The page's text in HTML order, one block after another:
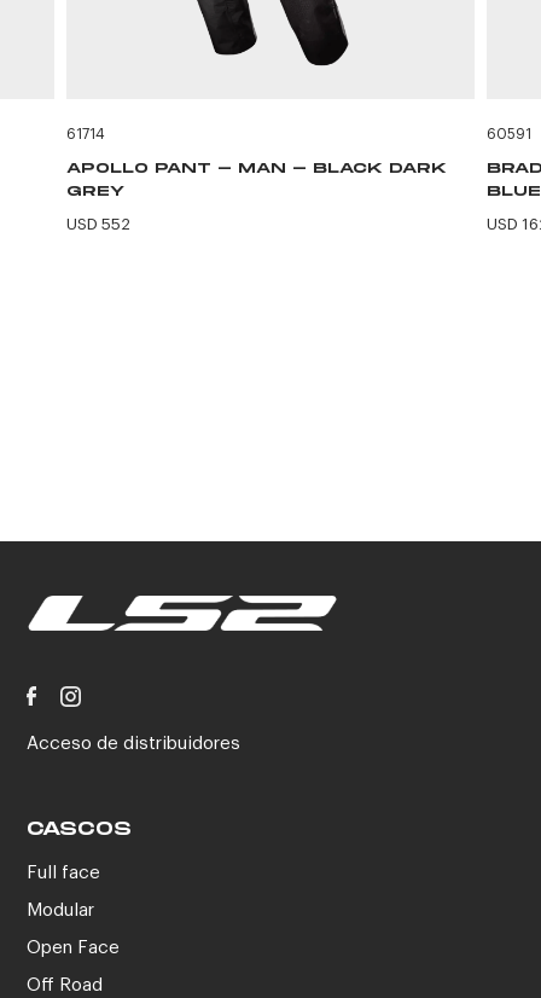
61714
APOLLO PANT - MAN - BLACK DARK
GREY
USD 552
60591
BLUE
USD
Acceso de distribuidores
CASCOS
Full face
Modular
Open Face
Off Road